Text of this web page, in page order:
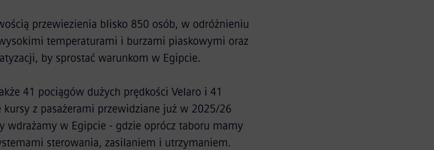
przewiezienia blisko 850 osób, w odróżnieniu
temperaturami i burzami piaskowymi oraz
by sprostać warunkom w Egipcie.
41 pociągów dużych prędkości Velaro i 41
z pasażerami przewidziane już w 2025/26
wdrażamy w Egipcie - gdzie oprócz taboru mamy
sterowania, zasilaniem i utrzymaniem.